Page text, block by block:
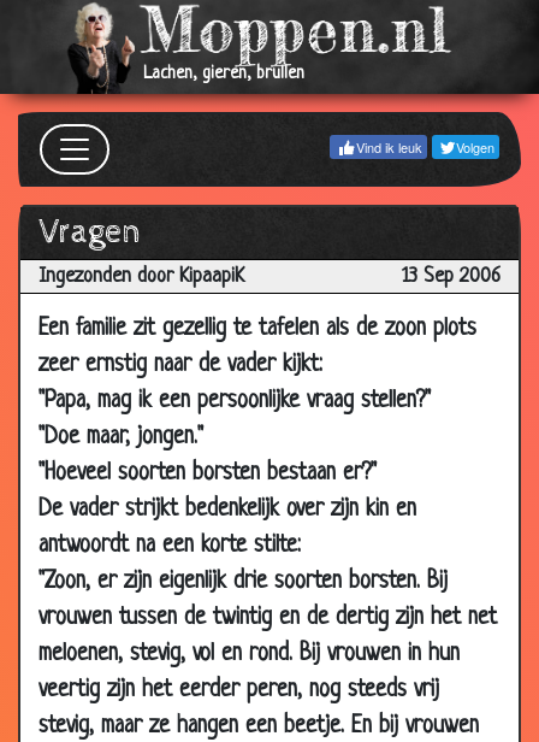
Lachen, gieren, brullen
Vind ik leuk Volgen
Vragen
Ingezonden door KipaapiK 13 Sep 2006
Een familie zit gezellig te tafelen als de zoon plots
zeer ernstig naar de vader kijkt:
"Papa, mag ik een persoonlijke vraag stellen?"
"Doe maar, jongen."
"Hoeveel soorten borsten bestaan er?"
De vader strijkt bedenkelijk over zijn kin en
antwoordt na een korte stilte:
"Zoon, er zijn eigenlijk drie soorten borsten. Bij
vrouwen tussen de twintig en de dertig zijn het net
meloenen, stevig, vol en rond. Bij vrouwen in hun
veertig zijn het eerder peren, nog steeds vrij
stevig, maar ze hangen een beetje. En bij vrouwen
2006
12 Nov
2006
Drie oude heren
12 Nov
2006
2006
07 Nov
2006
Rocky Mountains 2.79
06 Nov
2006
Biologie les 3.19
02 Nov
2006
Monica
01 Nov
2006
Cursus
30 Oct
2006
Paard
24 Oct
2006
Huwelijk 3.56
24 Oct
2006
Handlotion